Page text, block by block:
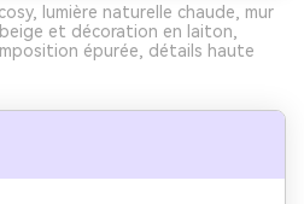
lumière naturelle chaude, mur
et décoration en laiton,
épurée, détails haute